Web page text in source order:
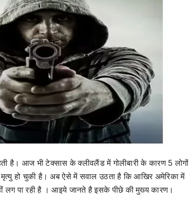
है। आज भी टेक्सास के क्लीवलैंड में गोलीबारी के कारण 5 लोगों
मृत्यु हो चुकी है। अब ऐसे में सवाल उठता है कि आखिर अमेरिका में
लग पा रही है । आइये जानते है इसके पीछे की मुख्य कारण।